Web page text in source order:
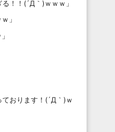
！！(´Д｀)ｗｗｗ 」
」
」
おります！(´Д｀)ｗ